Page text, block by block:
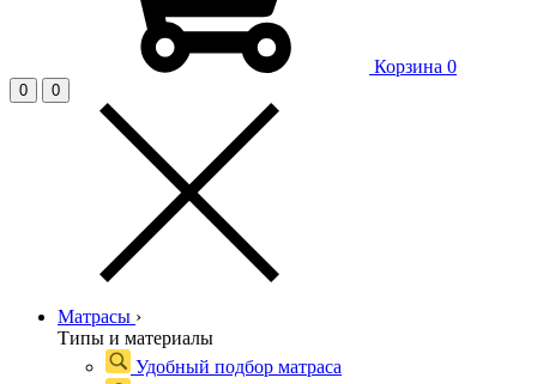
Корзина 0
0 0
Матрасы ›
Типы и материалы
Удобный подбор матраса